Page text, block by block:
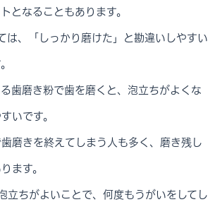
となることもあります。
は、「しっかり磨けた」と勘違いしやすい
歯磨き粉で歯を磨くと、泡立ちがよくな
いです。
磨きを終えてしまう人も多く、磨き残し
ます。
立ちがよいことで、何度もうがいをしてし